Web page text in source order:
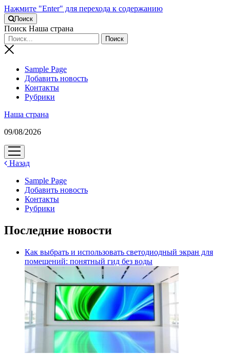
Нажмите "Enter" для перехода к содержанию
Поиск
Поиск Наша страна
Sample Page
Добавить новость
Контакты
Рубрики
Наша страна
09/08/2026
открыть
меню
Назад
Sample Page
Добавить новость
Контакты
Рубрики
Последние новости
Как выбрать и использовать светодиодный экран для
помещений: понятный гид без воды